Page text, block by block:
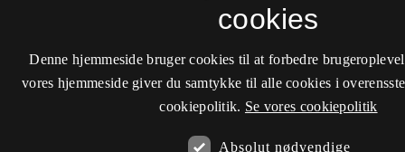
cookies
Denne hjemmeside bruger cookies til at forbedre
vores hjemmeside giver du samtykke til alle cookies i
cookiepolitik. Se vores cookiepolitik
Absolut nødvendige